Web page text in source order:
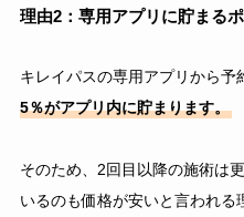
理由2：専用アプリに貯まる
キレイパスの専用アプリから予
5％がアプリ内に貯まります。
そのため、2回目以降の施術は
いるのも価格が安いと言われ